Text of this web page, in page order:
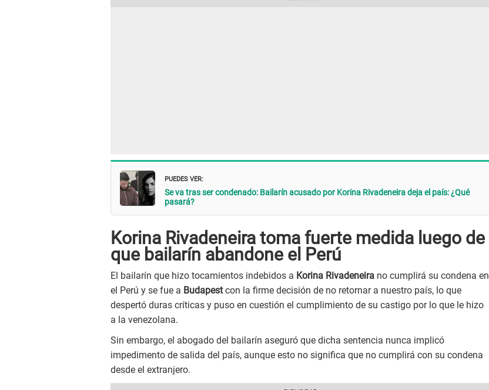
PUEDES VER:
Se va tras ser condenado: Bailarín acusado por Korina Rivadeneira deja el país: ¿Qué
pasará?
Korina Rivadeneira toma fuerte medida luego de
que bailarín abandone el Perú
El bailarín que hizo tocamientos indebidos a Korina Rivadeneira no cumplirá su condena en
el Perú y se fue a Budapestcon la firme decisión de no retornar a nuestro país, lo que
despertó duras críticas y puso en cuestión el cumplimiento de su castigo por lo que le hizo
a la venezolana.
Sin embargo, el abogado del bailarín aseguró que dicha sentencia nunca implicó
impedimento de salida del país, aunque esto no significa que no cumplirá con su condena
desde el extranjero.